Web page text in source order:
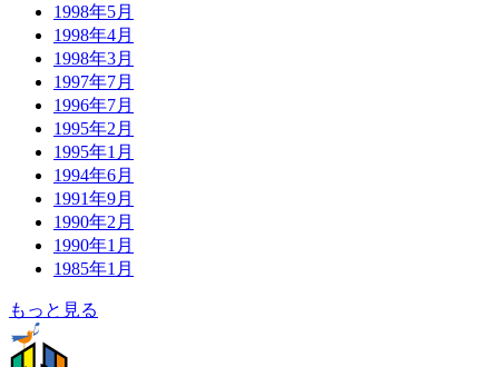
1998年5月
1998年4月
1998年3月
1997年7月
1996年7月
1995年2月
1995年1月
1994年6月
1991年9月
1990年2月
1990年1月
1985年1月
もっと見る